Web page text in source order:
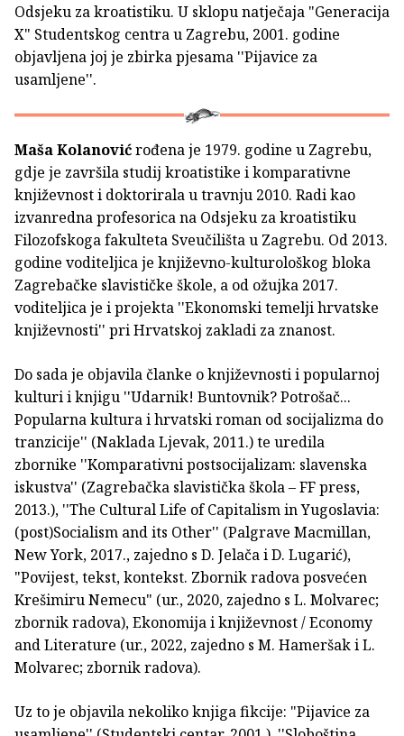
Odsjeku za kroatistiku. U sklopu natječaja "Generacija
X" Studentskog centra u Zagrebu, 2001. godine
objavljena joj je zbirka pjesama ''Pijavice za
usamljene''.
Maša Kolanovićrođena je 1979. godine u Zagrebu,
gdje je završila studij kroatistike i komparativne
književnost i doktorirala u travnju 2010. Radi kao
izvanredna profesorica na Odsjeku za kroatistiku
Filozofskoga fakulteta Sveučilišta u Zagrebu. Od 2013.
godine voditeljica je književno-kulturološkog bloka
Zagrebačke slavističke škole, a od ožujka 2017.
voditeljica je i projekta ''Ekonomski temelji hrvatske
književnosti'' pri Hrvatskoj zakladi za znanost.
Do sada je objavila članke o književnosti i popularnoj
kulturi i knjigu ''Udarnik! Buntovnik? Potrošač...
Popularna kultura i hrvatski roman od socijalizma do
tranzicije'' (Naklada Ljevak, 2011.) te uredila
zbornike ''Komparativni postsocijalizam: slavenska
iskustva'' (Zagrebačka slavistička škola – FF press,
2013.), ''The Cultural Life of Capitalism in Yugoslavia:
(post)Socialism and its Other'' (Palgrave Macmillan,
New York, 2017., zajedno s D. Jelača i D. Lugarić),
"Povijest, tekst, kontekst. Zbornik radova posvećen
Krešimiru Nemecu" (ur., 2020, zajedno s L. Molvarec;
zbornik radova), Ekonomija i književnost / Economy
and Literature (ur., 2022, zajedno s M. Hameršak i L.
Molvarec; zbornik radova).
Uz to je objavila nekoliko knjiga fikcije: "Pijavice za